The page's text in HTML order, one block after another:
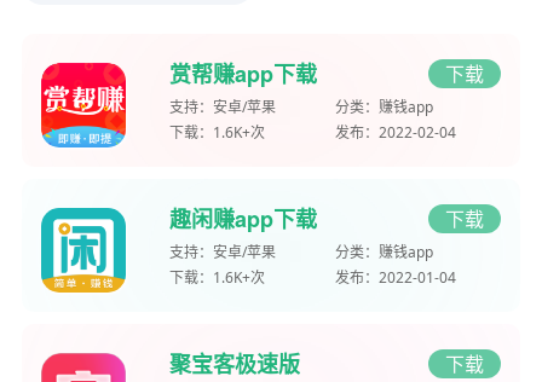
赏帮赚app下载 下载
支持： 安卓/苹果 分类： 赚钱app
下载： 1.6K+次 发布： 2022-02-04
趣闲赚app下载 下载
支持： 安卓/苹果 分类： 赚钱app
下载： 1.6K+次 发布： 2022-01-04
聚宝客极速版 下载